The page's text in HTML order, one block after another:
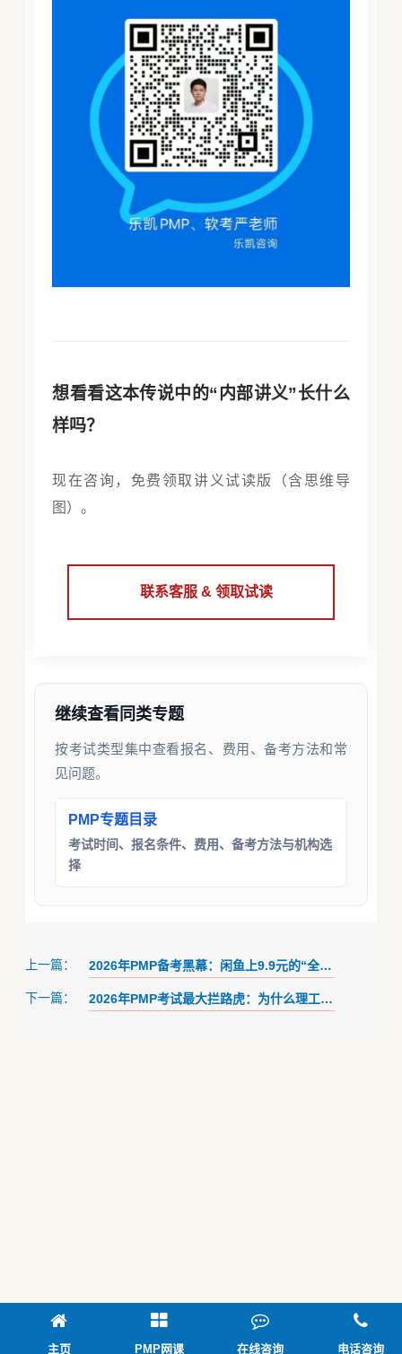
想看看这本传说中的“内部讲义”长什么
样吗？
现在咨询，免费领取讲义试读版（含思维导
图）。
联系客服 & 领取试读
继续查看同类专题
按考试类型集中查看报名、费用、备考方法和常
见问题。
PMP专题目录
考试时间、报名条件、费用、备考方法与机构选
择
上一篇： 2026年PMP备考黑幕：闲鱼上9.9元的“全套课”，是如何毁掉你的考试资格的？
下一篇： 2026年PMP考试最大拦路虎：为什么理工科“学霸”都在“人员管理”题上挂了？
主页 PMP网课 在线咨询 电话咨询